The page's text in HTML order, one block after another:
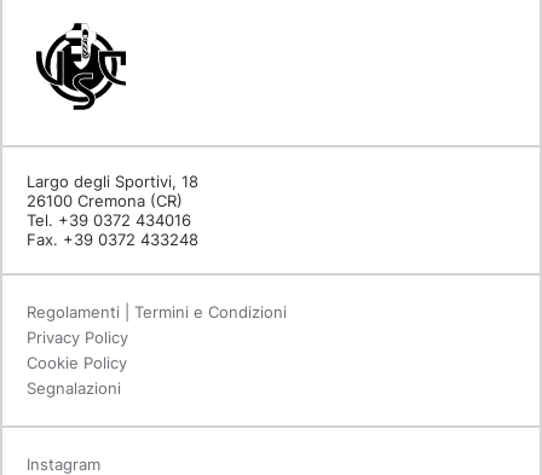
Largo degli Sportivi, 18
26100 Cremona (CR)
Tel. +39 0372 434016
Fax. +39 0372 433248
Regolamenti | Termini e Condizioni
Privacy Policy
Cookie Policy
Segnalazioni
Instagram